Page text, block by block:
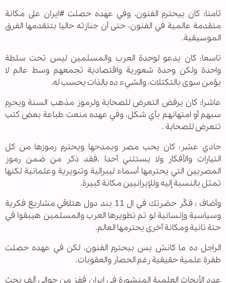
ثامنا: كان بيحترم الفنون، وفي عهده حصلت #ايران على مكانة
متقدمة عالمية في الفنون، حتى أن جنازته حاليا بتتقدمها الفرق
الموسيقية.
تاسعا: كان يدعو لوحدة العرب والمسلمين ليس تحت سلطة
واحدة ولكن وحدة شعورية واقتصادية تجمعهم وسط عالم لا
يؤمن سوى بالتكتلات، والشيء ده بالذات يحسب له.
عاشرا: كان يرفض التعرض للصحابة ولرموز مذهب السنة ويحرم
سبهم أو امتهانهم بأي شكل، وفي عهده منعت طباعة بعض كتب
تتعرض للصحابة .
حادي عشر: كان يحب مصر ويمدحها ويحترم رموزها من كل
التيارات والأفكار ولا يستثني أحدا ،فقد ذكر من ضمن رموز
المصريين التي يحترمها أسماء ليبرالية وتنويرية وعلمانية لكنها
تمثل بالنسبة إليه وللإيرانيين مكانة كبيرة.
وأضاف : فكّر حضرتك في ال 11 بند دول هتلاقي مشاريع فكرية
وسياسية وإنسانية لو تم تطويرها العرب والمسلمين هيبقوا في
حتة تانية ومكانة أخرى يحترمها العالم.
الراجل ده ما كانش بس بيحترم الفنون، لكن في عهده حصلت
طفرة علمية حقيقية رغم الحصار والعقوبات.
عدد الأبحاث العلمية المنشورة في إيران قفز من حوالي ألف بحث